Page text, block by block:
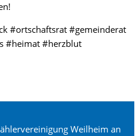
#ortschaftsrat #gemeinderat
#heimat #herzblut
Weilheim an